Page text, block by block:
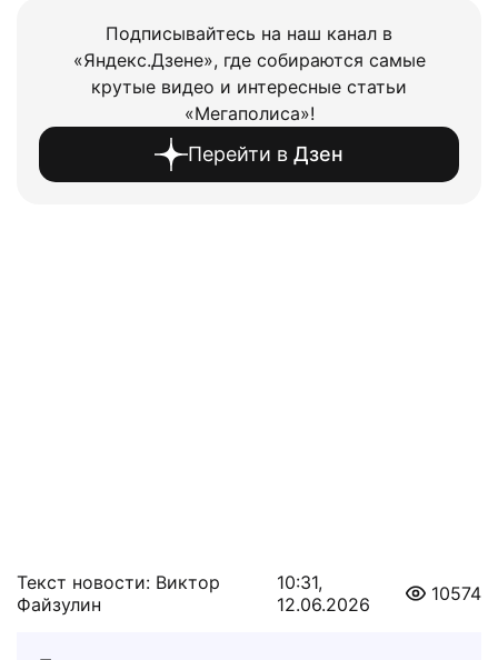
Подписывайтесь на наш канал в
«Яндекс.Дзене», где собираются самые
крутые видео и интересные статьи
«Мегаполиса»!
Перейти в Дзен
Текст новости: Виктор
Файзулин
10:31,
12.06.2026
10574